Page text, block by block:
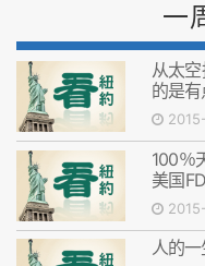
一
从太
的是有
100％
美国
疗机器
人的